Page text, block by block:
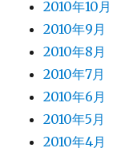
2010年10月
2010年9月
2010年8月
2010年7月
2010年6月
2010年5月
2010年4月